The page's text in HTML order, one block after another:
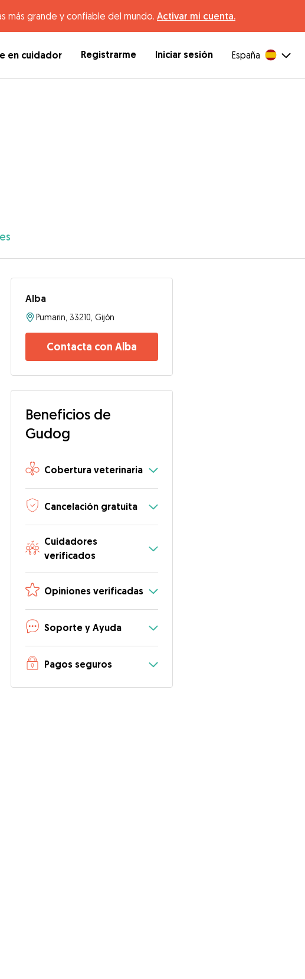
más grande y confiable del mundo. Activar mi cuenta.
en cuidador Registrarme Iniciar sesión España
Alba
Pumarin, 33210, Gijón
Contacta con Alba
Beneficios de
Gudog
Cobertura veterinaria
Cancelación gratuita
Cuidadores
verificados
Opiniones verificadas
Soporte y Ayuda
Pagos seguros